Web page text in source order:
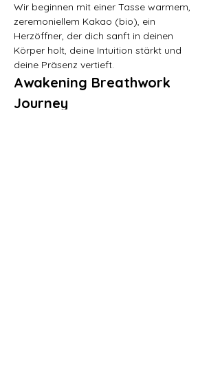
Wir beginnen mit einer Tasse warmem,
zeremoniellem Kakao (bio), ein
Herzöffner, der dich sanft in deinen
Körper holt, deine Intuition stärkt und
deine Präsenz vertieft.
Awakening Breathwork
Journey